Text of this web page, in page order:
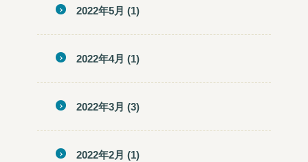
2022年5月 (1)
2022年4月 (1)
2022年3月 (3)
2022年2月 (1)